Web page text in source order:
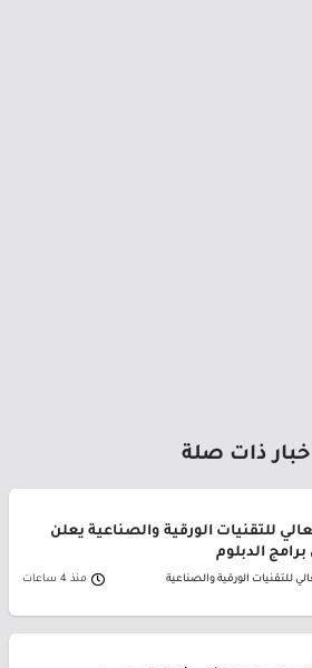
ذات صلة
للتقنيات الورقية والصناعية يعلن
الدبلوم
للتقنيات الورقية والصناعية منذ 4 ساعات